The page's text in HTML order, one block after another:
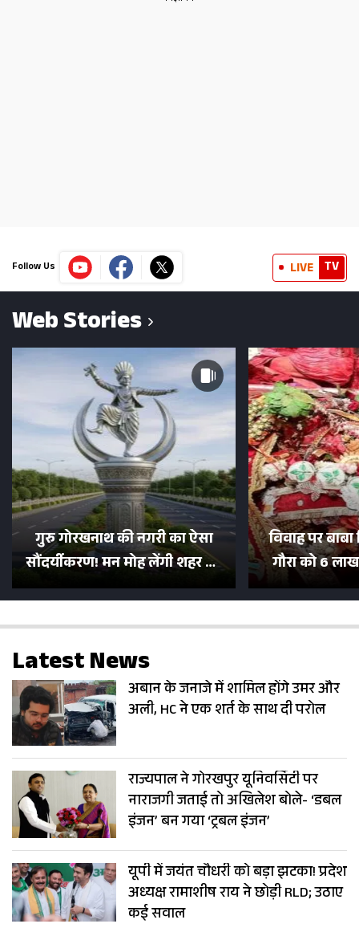
Follow Us LIVE TV
Web Stories
गुरु गोरखनाथ की नगरी का ऐसा
सौंदर्यीकरण! मन मोह लेंगी शहर की
सड़कें; देखें Photos
विवाह पर
गौरा को 6
500 भक्तों
Latest News
अबान के जनाजे में शामिल होंगे उमर और
अली, HC ने एक शर्त के साथ दी परोल
राज्यपाल ने गोरखपुर यूनिवर्सिटी पर
नाराजगी जताई तो अखिलेश बोले- ‘डबल
इंजन’ बन गया ‘ट्रबल इंजन’
यूपी में जयंत चौधरी को बड़ा झटका! प्रदेश
अध्यक्ष रामाशीष राय ने छोड़ी RLD; उठाए
कई सवाल